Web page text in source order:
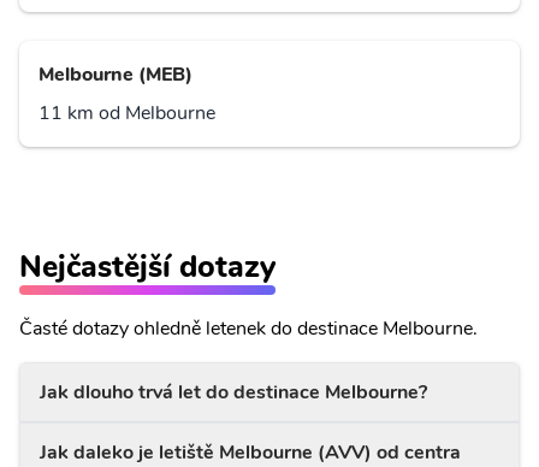
Melbourne (MEB)
11 km od Melbourne
Nejčastější dotazy
Časté dotazy ohledně letenek do destinace Melbourne.
Jak dlouho trvá let do destinace Melbourne?
Jak daleko je letiště Melbourne (AVV) od centra